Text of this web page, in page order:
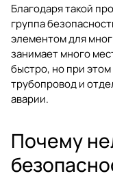
Благодаря такой
группа
элементом для
занимает много
быстро, но при
трубопровод и
аварии.
Почему